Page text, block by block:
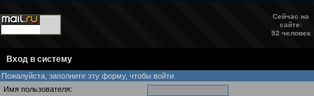
Сейчас на
сайте:
92 человек
Вход в систему
Пожалуйста, заполните эту форму, чтобы войти
Имя пользователя: